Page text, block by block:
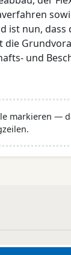
ist nun,
und
markieren —